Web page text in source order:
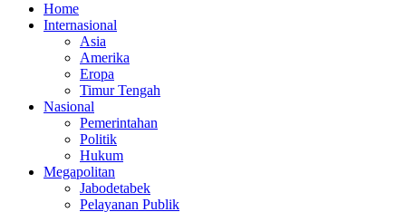
Home
Internasional
Asia
Amerika
Eropa
Timur Tengah
Nasional
Pemerintahan
Politik
Hukum
Megapolitan
Jabodetabek
Pelayanan Publik